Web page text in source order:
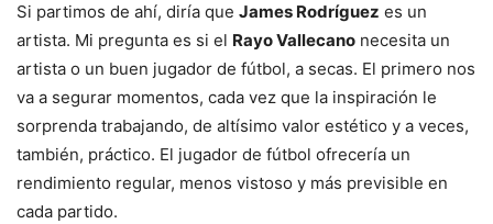
Si partimos de ahí, diría que James Rodríguez es un
artista. Mi pregunta es si el Rayo Vallecano necesita un
artista o un buen jugador de fútbol, a secas. El primero nos
va a segurar momentos, cada vez que la inspiración le
sorprenda trabajando, de altísimo valor estético y a veces,
también, práctico. El jugador de fútbol ofrecería un
rendimiento regular, menos vistoso y más previsible en
cada partido.